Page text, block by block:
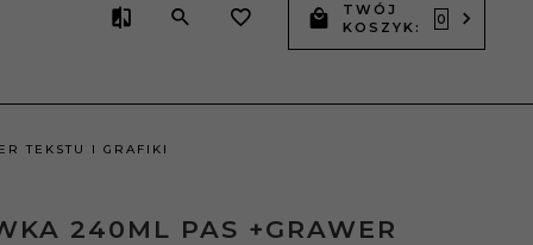
TWÓJ
KOSZYK:
0
TEKSTU I GRAFIKI
240ML PAS +GRAWER